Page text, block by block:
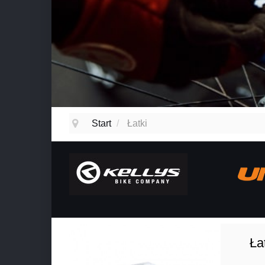
Start / Łatki